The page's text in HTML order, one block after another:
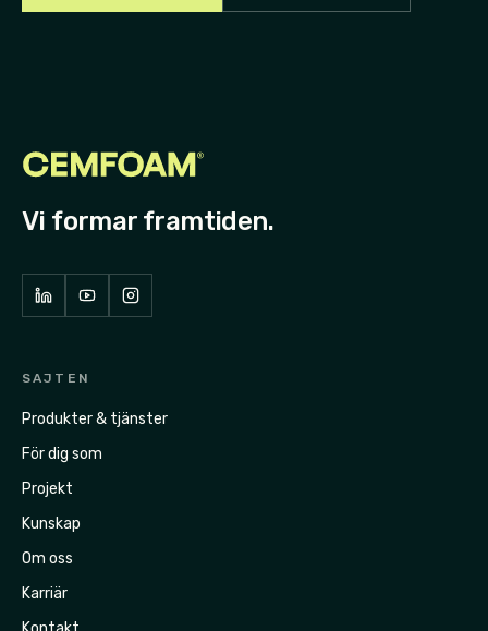
Vi formar framtiden.
SAJTEN
Produkter & tjänster
För dig som
Projekt
Kunskap
Om oss
Karriär